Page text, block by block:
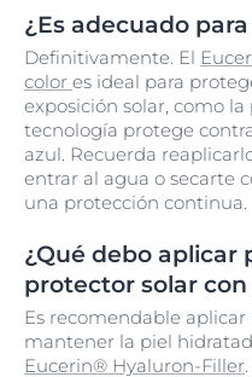
¿Es adecuado
Definitivamente. El
color es ideal para
exposición solar, como la
tecnología protege
azul. Recuerda
entrar al agua o secarte
una protección continua.
¿Qué debo aplicar
protector solar con
Es recomendable
mantener la piel
Eucerin® Hyaluron-Filler